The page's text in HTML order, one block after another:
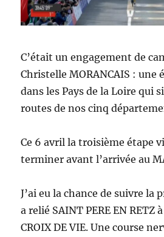
C’était un engagement de
Christelle MORANCAIS : une
dans les Pays de la Loire qui
routes de nos cinq
Ce 6 avril la troisième étape
terminer avant l’arrivée au
J’ai eu la chance de suivre la
a relié SAINT PERE EN RETZ
CROIX DE VIE. Une course